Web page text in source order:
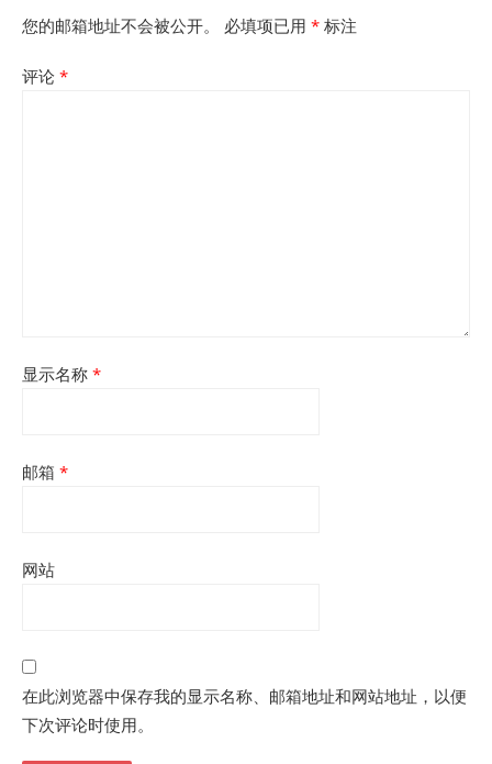
您的邮箱地址不会被公开。 必填项已用 * 标注
评论 *
显示名称 *
邮箱 *
网站
在此浏览器中保存我的显示名称、邮箱地址和网站地址，以便
下次评论时使用。